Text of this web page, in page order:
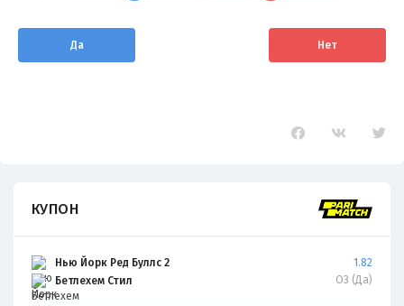
Да Нет
КУПОН
Нью Йорк Ред Буллс 2
Бетлехем Стил
1.82
ОЗ (Да)